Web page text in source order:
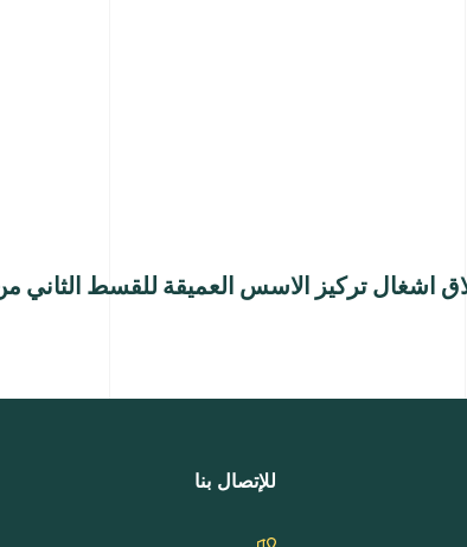
اشغال تركيز الاسس العميقة للقسط
للإتصال بنا